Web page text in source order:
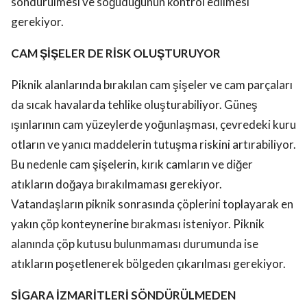
gerekiyor.
CAM ŞİŞELER DE RİSK OLUŞTURUYOR
Piknik alanlarında bırakılan cam şişeler ve cam parçaları
da sıcak havalarda tehlike oluşturabiliyor. Güneş
ışınlarının cam yüzeylerde yoğunlaşması, çevredeki kuru
otların ve yanıcı maddelerin tutuşma riskini artırabiliyor.
Bu nedenle cam şişelerin, kırık camların ve diğer
atıkların doğaya bırakılmaması gerekiyor.
Vatandaşların piknik sonrasında çöplerini toplayarak en
yakın çöp konteynerine bırakması isteniyor. Piknik
alanında çöp kutusu bulunmaması durumunda ise
atıkların poşetlenerek bölgeden çıkarılması gerekiyor.
SİGARA İZMARİTLERİ SÖNDÜRÜLMEDEN